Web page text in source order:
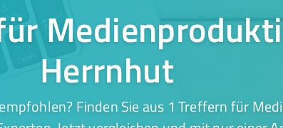
Herrnhut
Finden Sie aus 1 Treffern für